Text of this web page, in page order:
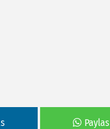
Paylas